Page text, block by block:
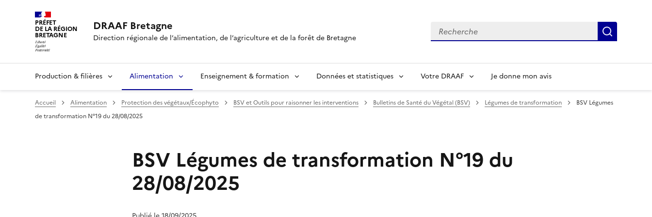
PRÉFET
DE LA RÉGION
BRETAGNE
DRAAF Bretagne
Direction régionale de l’alimentation, de l’agriculture et de la forêt de Bretagne
Recherche
Production & filières Alimentation Enseignement & formation Données et statistiques Votre DRAAF Je donne mon avis
Accueil Alimentation Protection des végétaux/Écophyto BSV et Outils pour raisonner les interventions Bulletins de Santé du Végétal (BSV) Légumes de transformation
BSV Légumes
de transformation N°19 du 28/08/2025
BSV Légumes de transformation N°19 du
28/08/2025